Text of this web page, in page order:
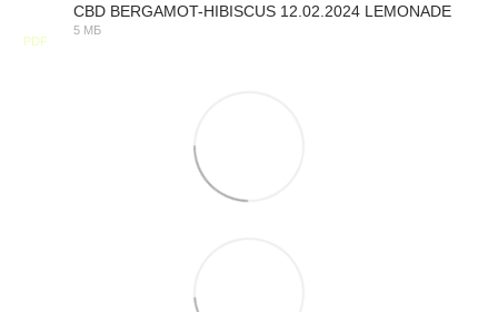
PDF
CBD BERGAMOT-HIBISCUS 12.02.2024 LEMONADE
5 МБ